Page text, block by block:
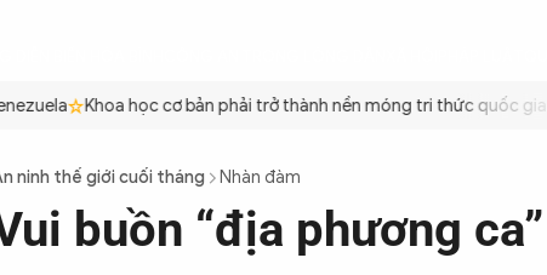
Khoa học cơ bản phải trở thành nền móng tri thức quốc gia
ninh thế giới cuối tháng Nhàn đàm
buồn “địa phương ca”